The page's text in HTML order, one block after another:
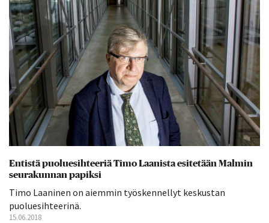
Entistä puoluesihteeriä Timo Laanista esitetään Malmin
seurakunnan papiksi
Timo Laaninen on aiemmin työskennellyt keskustan
puoluesihteerinä.
15.06.2018